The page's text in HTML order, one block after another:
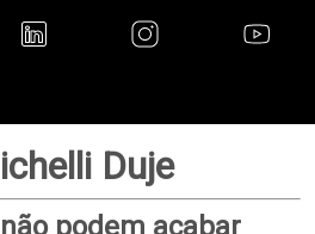
Duje
podem acabar